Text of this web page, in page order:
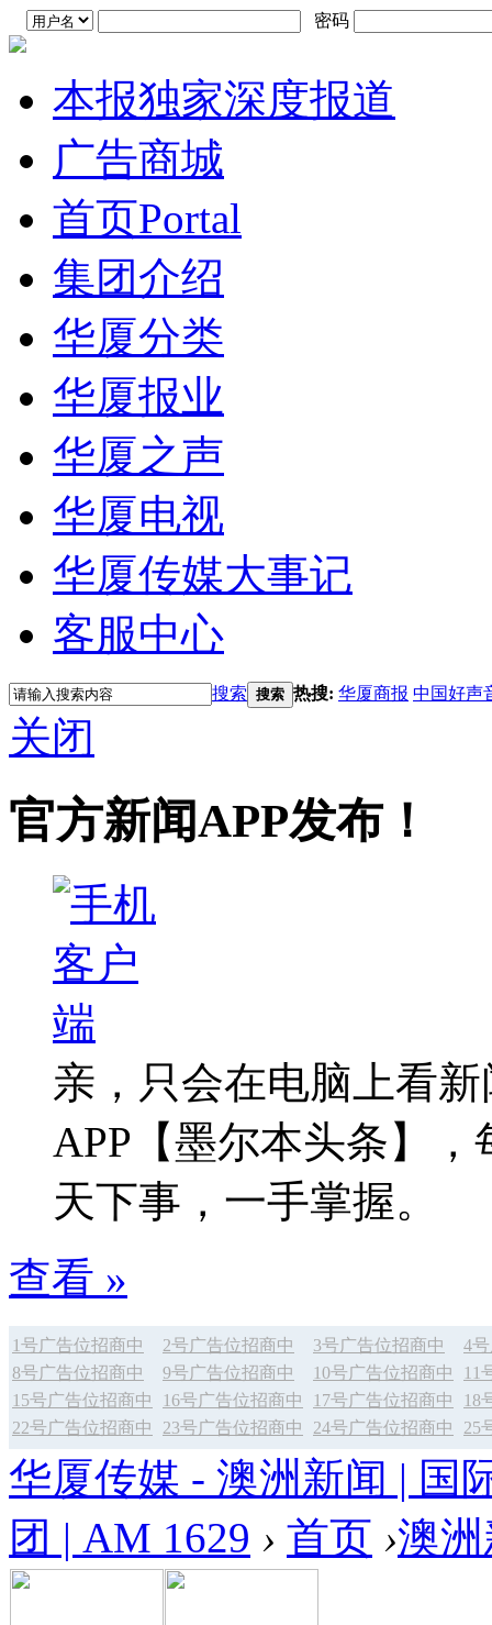
密码
本报独家深度报道
广告商城
首页Portal
集团介绍
华厦分类
华厦报业
华厦之声
华厦电视
华厦传媒大事记
客服中心
搜索 搜索 热搜: 华厦商报 中国好声
关闭
官方新闻APP发布！
亲，只会在电脑上看
APP【墨尔本头条】
天下事，一手掌握。
查看 »
1号广告位招商中 2号广告位招商中 3号广告位招商中
4
8号广告位招商中
9号广告位招商中 10号广告位招商中
11
15号广告位招商中
16号广告位招商中 17号广告位招商中
18
22号广告位招商中
23号广告位招商中 24号广告位招商中 25
华厦传媒 - 澳洲新闻 | 国
团 | AM 1629 › 首页 ›澳